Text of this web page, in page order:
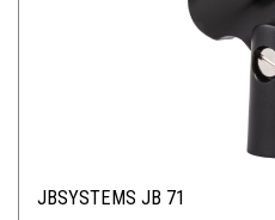
JBSYSTEMS JB 71